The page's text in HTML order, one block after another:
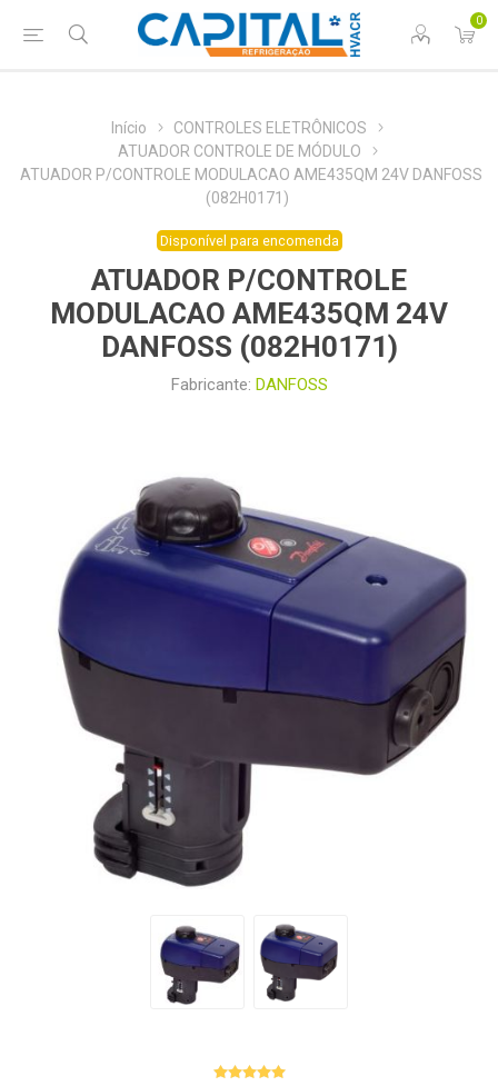
0
Início
CONTROLES ELETRÔNICOS
ATUADOR CONTROLE DE MÓDULO
ATUADOR P/CONTROLE MODULACAO AME435QM 24V DANFOSS
(082H0171)
Disponível para encomenda
ATUADOR P/CONTROLE
MODULACAO AME435QM 24V
DANFOSS (082H0171)
Fabricante: DANFOSS